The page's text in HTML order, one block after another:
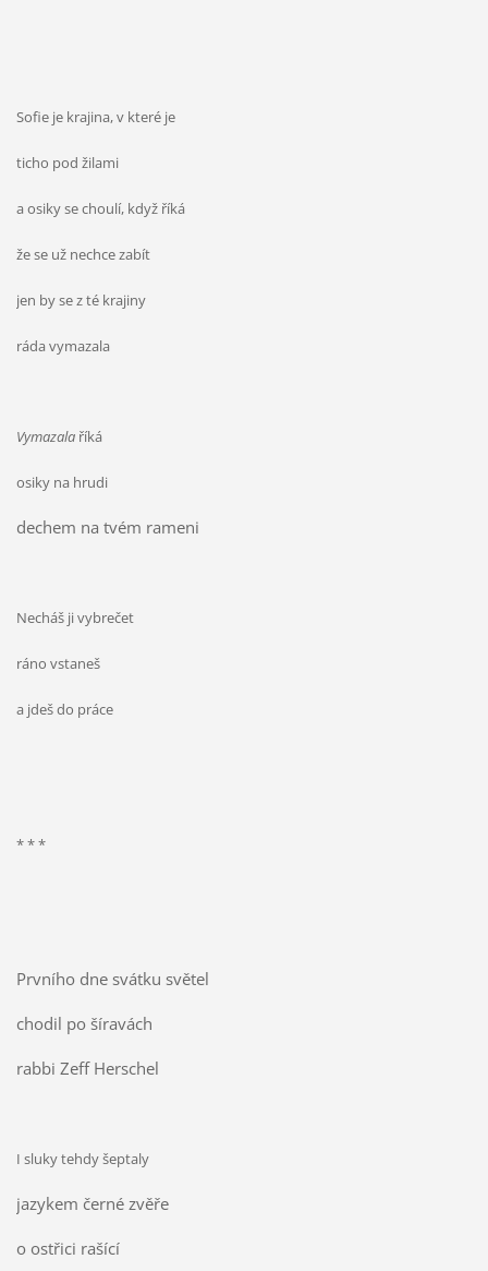
Sofie je krajina, v které je
ticho pod žilami
a osiky se choulí, když říká
že se už nechce zabít
jen by se z té krajiny
ráda vymazala
Vymazalaříká
osiky na hrudi
dechem na tvém rameni
Necháš ji vybrečet
ráno vstaneš
a jdeš do práce
* * *
Prvního dne svátku světel
chodil po šíravách
rabbi Zeff Herschel
I sluky tehdy šeptaly
jazykem černé zvěře
o ostřici rašící